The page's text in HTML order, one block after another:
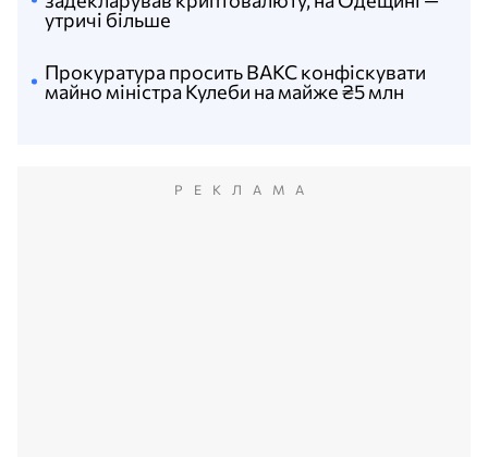
Прокуратура просить ВАКС конфіскувати
майно міністра Кулеби на майже ₴5 млн
утричі більше
РЕКЛАМА